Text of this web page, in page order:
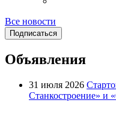
Все новости
Подписаться
Объявления
31 июля 2026
Станкостроение» и